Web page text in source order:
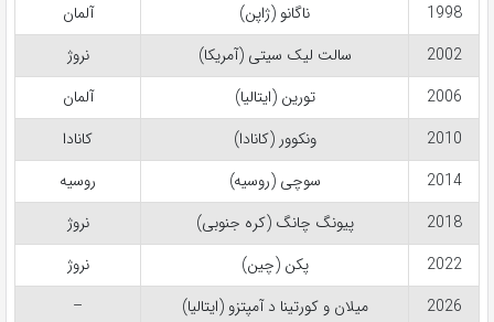
1998
ناگانو (ژاپن)
آلمان
2002
سالت لیک سیتی (آمریکا)
نروژ
2006
تورین (ایتالیا)
آلمان
2010
ونکوور (کانادا)
کانادا
2014
سوچی (روسیه)
روسیه
2018
پیونگ‌ چانگ (کره جنوبی)
نروژ
2022
پکن (چین)
نروژ
2026
میلان و کورتینا د آمپتزو (ایتالیا) –